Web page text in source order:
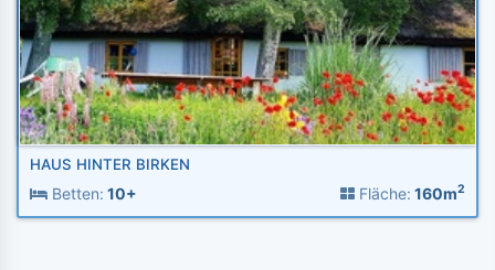
HAUS HINTER BIRKEN
Betten: 10+ Fläche: 160m2